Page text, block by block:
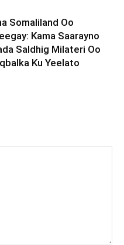
Somaliland Oo
Kama Saarayno
Saldhig Milateri Oo
Ku Yeelato